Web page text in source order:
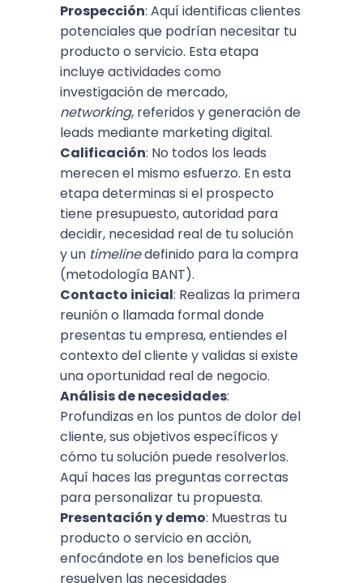
Prospección: Aquí identificas clientes
potenciales que podrían necesitar tu
producto o servicio. Esta etapa
incluye actividades como
investigación de mercado,
networking, referidos y generación de
leads mediante marketing digital.
Calificación: No todos los leads
merecen el mismo esfuerzo. En esta
etapa determinas si el prospecto
tiene presupuesto, autoridad para
decidir, necesidad real de tu solución
y un timelinedefinido para la compra
(metodología BANT).
Contacto inicial: Realizas la primera
reunión o llamada formal donde
presentas tu empresa, entiendes el
contexto del cliente y validas si existe
una oportunidad real de negocio.
Análisis de necesidades:
Profundizas en los puntos de dolor del
cliente, sus objetivos específicos y
cómo tu solución puede resolverlos.
Aquí haces las preguntas correctas
para personalizar tu propuesta.
Presentación y demo: Muestras tu
producto o servicio en acción,
enfocándote en los beneficios que
resuelven las necesidades